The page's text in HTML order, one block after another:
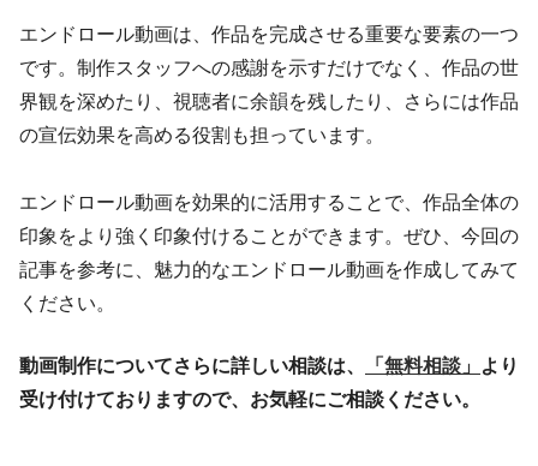
エンドロール動画は、作品を完成させる重要な要素の一つ
です。制作スタッフへの感謝を示すだけでなく、作品の世
界観を深めたり、視聴者に余韻を残したり、さらには作品
の宣伝効果を高める役割も担っています。
エンドロール動画を効果的に活用することで、作品全体の
印象をより強く印象付けることができます。ぜひ、今回の
記事を参考に、魅力的なエンドロール動画を作成してみて
ください。
動画制作についてさらに詳しい相談は、 「無料相談」
より
受け付けておりますので、お気軽にご相談ください。